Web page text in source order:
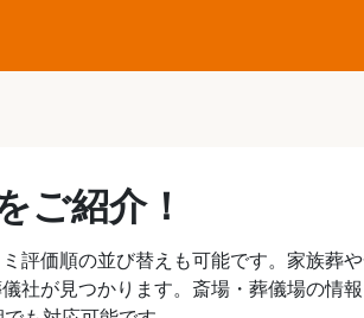
ご紹介！
評価順の並び替えも可能です。家族葬
社が見つかります。斎場・葬儀場の情